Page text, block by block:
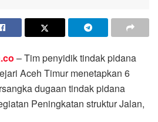
– Tim penyidik tindak pidana
Aceh Timur menetapkan 6
dugaan tindak pidana
Peningkatan struktur Jalan,